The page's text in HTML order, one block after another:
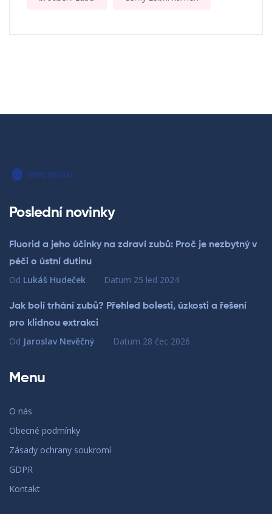
Poslední novinky
Fluorid a jeho účinky na zdraví zubů: Proč je nezbytný v
péči o ústní dutinu
Od Lukáš Hudeček Datum 25 led 2024
Jak bolí trhání zubů? Přehled bolesti, úzkosti a řešení
pro klidnou extrakci
Od Jaroslav Nevěčný Datum 28 čec 2026
Menu
O nás
Obecné podmínky
Zásady ochrany soukromí
GDPR
Kontakt